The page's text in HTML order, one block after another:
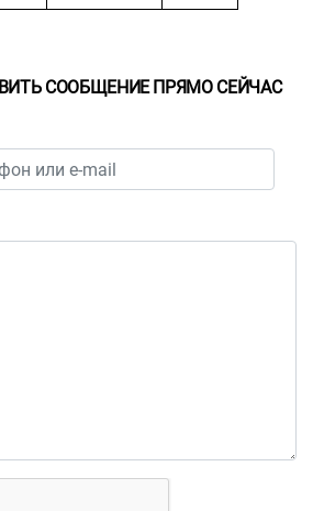
СООБЩЕНИЕ ПРЯМО СЕЙЧАС